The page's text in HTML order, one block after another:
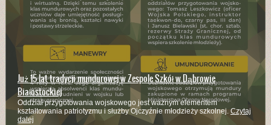
Już 15 lat tradycji mundurowej w Zespole Szkół w Dąbrowie
Białostockiej
Oddział przygotowania wojskowego jest ważnym elementem
kształtowania patriotyzmu i służby Ojczyźnie młodzieży szkolnej. Czytaj
dalej